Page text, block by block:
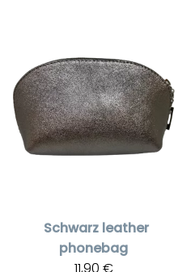
Schwarz leather
phonebag